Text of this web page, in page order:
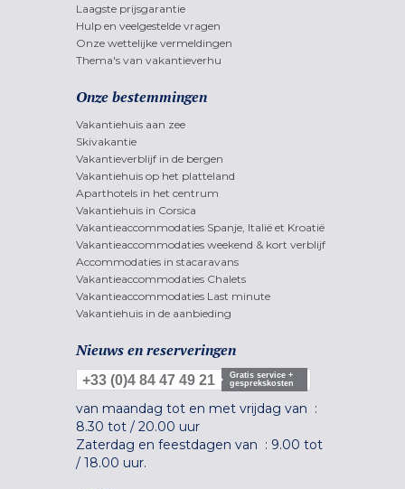
Laagste prijsgarantie
Hulp en veelgestelde vragen
Onze wettelijke vermeldingen
Thema's van vakantieverhu
Onze bestemmingen
Vakantiehuis aan zee
Skivakantie
Vakantieverblijf in de bergen
Vakantiehuis op het platteland
Aparthotels in het centrum
Vakantiehuis in Corsica
Vakantieaccommodaties Spanje, Italië et Kroatië
Vakantieaccommodaties weekend & kort verblijf
Accommodaties in stacaravans
Vakantieaccommodaties Chalets
Vakantieaccommodaties Last minute
Vakantiehuis in de aanbieding
Nieuws en reserveringen
+33 (0)4 84 47 49 21
Gratis service +
gesprekskosten
van maandag tot en met vrijdag van :
8.30 tot / 20.00 uur
Zaterdag en feestdagen van : 9.00 tot
/ 18.00 uur.